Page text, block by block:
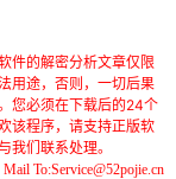
件的解密分析文章仅限
用途，否则，一切后果
您必须在下载后的24个
该程序，请支持正版软
我们联系处理。
Mail To:Service@52pojie.cn